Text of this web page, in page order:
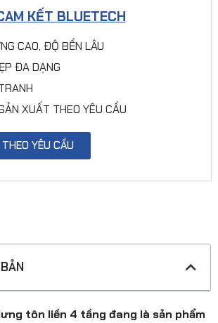
KẾT BLUETECH
CAO, ĐỘ BỀN LÂU
ĐA DẠNG
XUẤT THEO YÊU CẦU
YÊU CẦU
tôn liền 4 tầng đang là sản phẩm